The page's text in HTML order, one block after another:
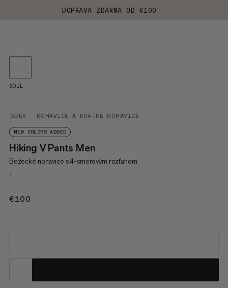
DOPRAVA ZDARMA OD €100
ODEV NOHAVICE A KRÁTKE NOHAVICE
NEW COLORS ADDED
Hiking V Pants Men
Bežecké nohavice s 4-smerovým rozťahom
+
€100
SOIL